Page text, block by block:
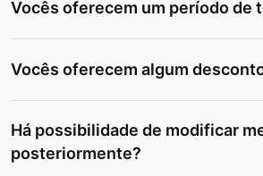
Vocês oferecem um período de
Vocês oferecem algum
Há possibilidade de modificar
posteriormente?